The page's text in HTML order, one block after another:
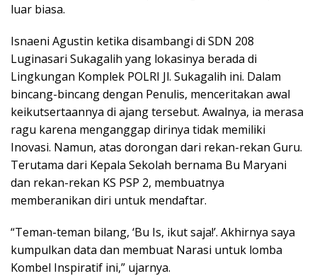
luar biasa.
Isnaeni Agustin ketika disambangi di SDN 208
Luginasari Sukagalih yang lokasinya berada di
Lingkungan Komplek POLRI Jl. Sukagalih ini. Dalam
bincang-bincang dengan Penulis, menceritakan awal
keikutsertaannya di ajang tersebut. Awalnya, ia merasa
ragu karena menganggap dirinya tidak memiliki
Inovasi. Namun, atas dorongan dari rekan-rekan Guru.
Terutama dari Kepala Sekolah bernama Bu Maryani
dan rekan-rekan KS PSP 2, membuatnya
memberanikan diri untuk mendaftar.
“Teman-teman bilang, ‘Bu Is, ikut saja!’. Akhirnya saya
kumpulkan data dan membuat Narasi untuk lomba
Kombel Inspiratif ini,” ujarnya.